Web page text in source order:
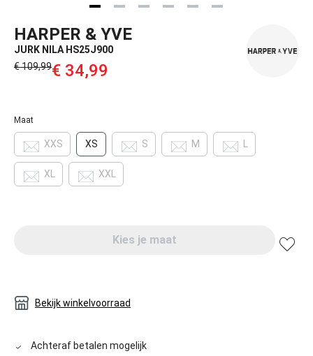
HARPER & YVE
JURK NILA HS25J900
€ 109,99‌€ 34,99‌
Maat
XXS XS S M L
XL XXL
Kies je maat
Bekijk winkelvoorraad
Achteraf betalen mogelijk